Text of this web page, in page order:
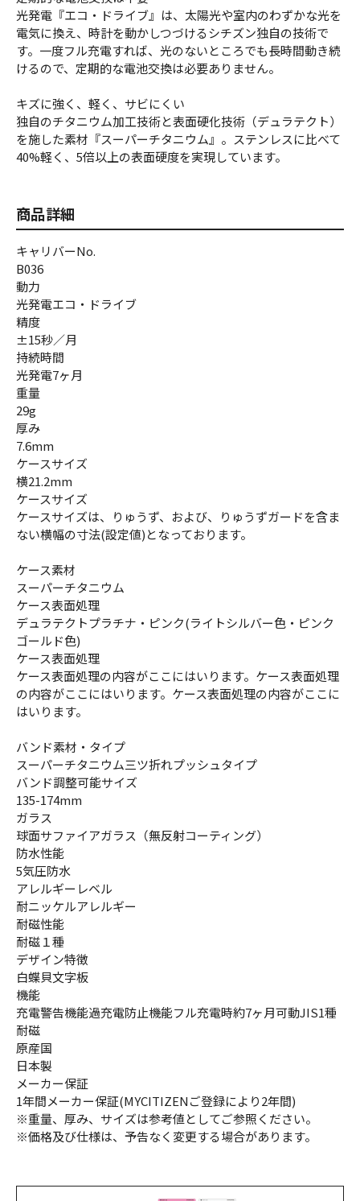
光発電『エコ・ドライブ』は、太陽光や室内のわずかな光を
電気に換え、時計を動かしつづけるシチズン独自の技術で
す。一度フル充電すれば、光のないところでも長時間動き続
けるので、定期的な電池交換は必要ありません。
キズに強く、軽く、サビにくい
独自のチタニウム加工技術と表面硬化技術（デュラテクト）
を施した素材『スーパーチタニウム』。ステンレスに比べて
40%軽く、5倍以上の表面硬度を実現しています。
商品詳細
キャリバーNo.
B036
動力
光発電エコ・ドライブ
精度
±15秒／月
持続時間
光発電7ヶ月
重量
29g
厚み
7.6mm
ケースサイズ
横21.2mm
ケースサイズ
ケースサイズは、りゅうず、および、りゅうずガードを含ま
ない横幅の寸法(設定値)となっております。
ケース素材
スーパーチタニウム
ケース表面処理
デュラテクトプラチナ・ピンク(ライトシルバー色・ピンク
ゴールド色)
ケース表面処理
ケース表面処理の内容がここにはいります。ケース表面処理
の内容がここにはいります。ケース表面処理の内容がここに
はいります。
バンド素材・タイプ
スーパーチタニウム三ツ折れプッシュタイプ
バンド調整可能サイズ
135-174mm
ガラス
球面サファイアガラス（無反射コーティング）
防水性能
5気圧防水
アレルギーレベル
耐ニッケルアレルギー
耐磁性能
耐磁１種
デザイン特徴
白蝶貝文字板
機能
充電警告機能過充電防止機能フル充電時約7ヶ月可動JIS1種
耐磁
原産国
日本製
メーカー保証
1年間メーカー保証(MYCITIZENご登録により2年間)
※重量、厚み、サイズは参考値としてご参照ください。
※価格及び仕様は、予告なく変更する場合があります。